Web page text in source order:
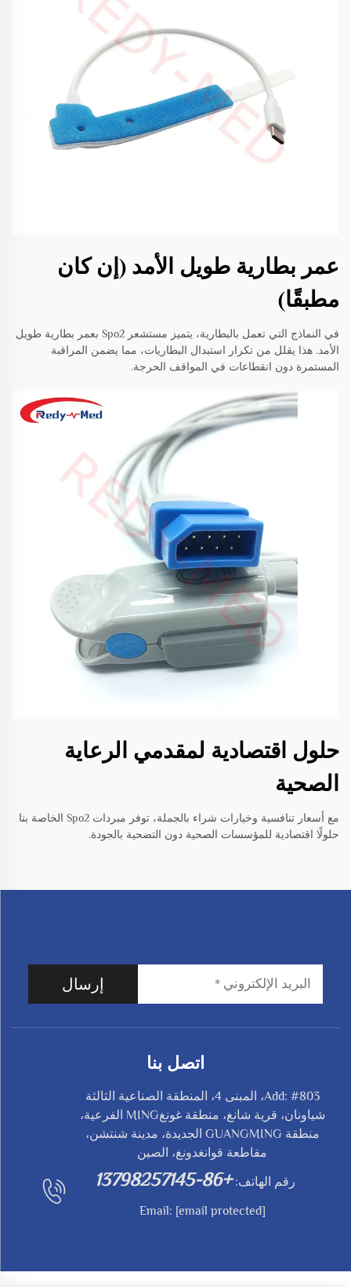
عمر بطارية طويل الأمد (إن كان
مطبقًا)
في النماذج التي تعمل بالبطارية، يتميز مستشعر Spo2 بعمر بطارية طويل
الأمد. هذا يقلل من تكرار استبدال البطاريات، مما يضمن المراقبة
المستمرة دون انقطاعات في المواقف الحرجة.
حلول اقتصادية لمقدمي الرعاية
الصحية
مع أسعار تنافسية وخيارات شراء بالجملة، توفر مبردات Spo2 الخاصة بنا
حلولًا اقتصادية للمؤسسات الصحية دون التضحية بالجودة.
إرسال
اتصل بنا
Add: #803، المبنى 4، المنطقة الصناعية الثالثة
شياونان، قرية شانغ، منطقة غونغMING الفرعية،
منطقة GUANGMING الجديدة، مدينة شنتشن،
مقاطعة قوانغدونغ، الصين
رقم الهاتف: +86-13798257145
Email: [email protected]